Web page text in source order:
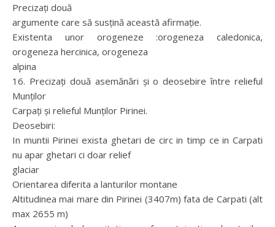
Precizaţi două
argumente care să susţină această afirmaţie.
Existenta unor orogeneze :orogeneza caledonica,
orogeneza hercinica, orogeneza
alpina
16. Precizaţi două asemănări şi o deosebire între relieful
Munţilor
Carpaţi şi relieful Munţilor Pirinei.
Deosebiri:
In muntii Pirinei exista ghetari de circ in timp ce in Carpati
nu apar ghetari ci doar relief
glaciar
Orientarea diferita a lanturilor montane
Altitudinea mai mare din Pirinei (3407m) fata de Carpati (alt
max 2655 m)